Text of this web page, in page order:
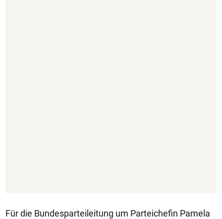
Für die Bundesparteileitung um Parteichefin Pamela